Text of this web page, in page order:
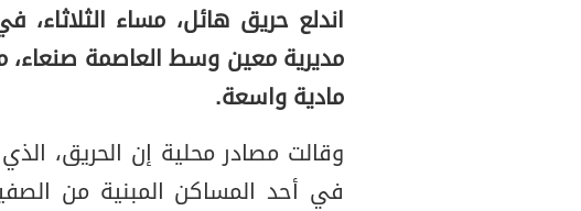
اندلع حريق هائل، مساء
مديرية معين وسط العاصمة صنعاء،
مادية واسعة.
وقالت مصادر محلية إن الحريق،
في أحد المساكن المبنية من